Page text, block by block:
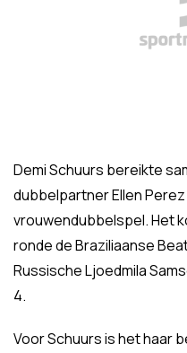
Demi Schuurs bereikte
dubbelpartner Ellen
vrouwendubbelspel. Het
ronde de Braziliaanse
Russische Ljoedmila
4.
Voor Schuurs is het haar